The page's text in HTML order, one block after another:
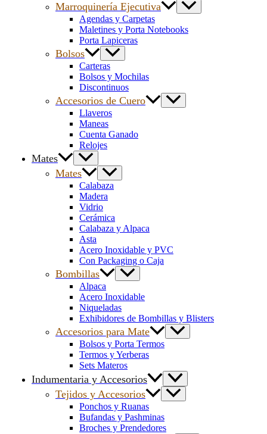
Marroquinería Ejecutiva
Agendas y Carpetas
Maletines y Porta Notebooks
Porta Lapiceras
Bolsos
Carteras
Bolsos y Mochilas
Discontinuos
Accesorios de Cuero
Llaveros
Maneas
Cuenta Ganado
Relojes
Mates
Mates
Calabaza
Madera
Vidrio
Cerámica
Calabaza y Alpaca
Asta
Acero Inoxidable y PVC
Con Packaging o Caja
Bombillas
Alpaca
Acero Inoxidable
Niqueladas
Exhibidores de Bombillas y Blisters
Accesorios para Mate
Bolsos y Porta Termos
Termos y Yerberas
Sets Materos
Indumentaria y Accesorios
Tejidos y Accesorios
Ponchos y Ruanas
Bufandas y Pashminas
Broches y Prendedores